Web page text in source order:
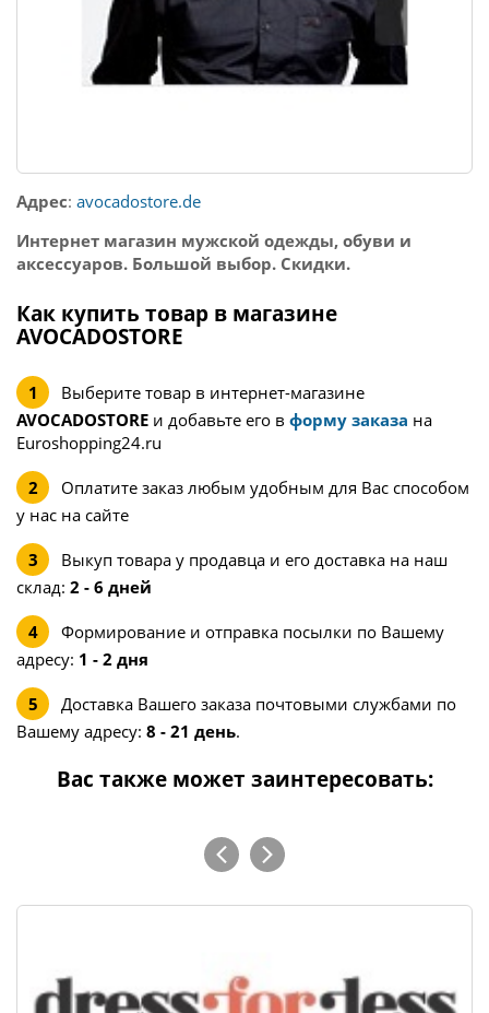
Адрес: avocadostore.de
Интернет магазин мужской одежды, обуви и
аксессуаров. Большой выбор. Скидки.
Как купить товар в магазине
AVOCADOSTORE
Выберите товар в интернет-магазине
AVOCADOSTORE и добавьте его в форму заказа на
Euroshopping24.ru
Оплатите заказ любым удобным для Вас способом
у нас на сайте
Выкуп товара у продавца и его доставка на наш
склад: 2 - 6 дней
Формирование и отправка посылки по Вашему
адресу: 1 - 2 дня
Доставка Вашего заказа почтовыми службами по
Вашему адресу: 8 - 21 день.
Вас также может заинтересовать: